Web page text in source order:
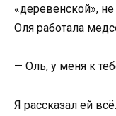
«деревенской»,
Оля работала
— Оль, у меня к
Я рассказал ей